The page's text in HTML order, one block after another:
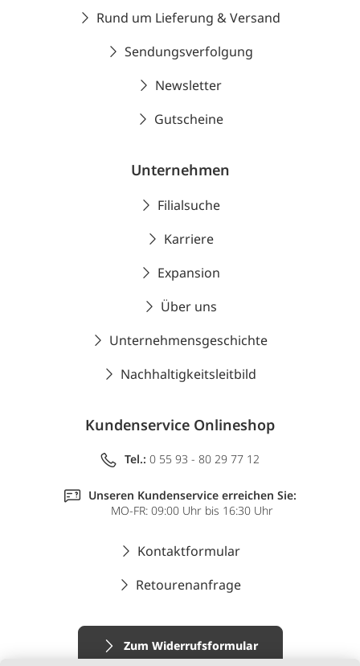
Rund um Lieferung & Versand
Sendungsverfolgung
Newsletter
Gutscheine
Unternehmen
Filialsuche
Karriere
Expansion
Über uns
Unternehmensgeschichte
Nachhaltigkeitsleitbild
Kundenservice Onlineshop
Tel.: 0 55 93 - 80 29 77 12
Unseren Kundenservice erreichen Sie:
MO-FR: 09:00 Uhr bis 16:30 Uhr
Kontaktformular
Retourenanfrage
Zum Widerrufsformular